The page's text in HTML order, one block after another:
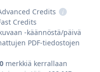
Credits
i
Credits
-käännöstä/päivä
PDF-tiedostojen
merkkiä kerrallaan